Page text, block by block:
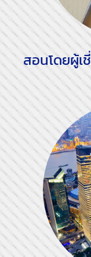
สอนโดยผู้